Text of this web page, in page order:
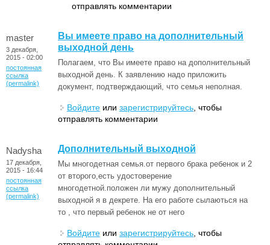
отправлять комментарии
master
3 декабря,
2015 - 02:00
постоянная
ссылка
(permalink)
Вы имеете право на дополнительный
выходной день
Полагаем, что Вы имеете право на дополнительный
выходной день. К заявлению надо приложить
документ, подтверждающий, что семья неполная.
Войдите или зарегистрируйтесь , чтобы
отправлять комментарии
Nadysha
17 декабря,
2015 - 16:44
постоянная
ссылка
(permalink)
Дополнительный выходной
Мы многодетная семья.от первого брака ребенок и 2
от второго,есть удостоверение
многодетной.положен ли мужу дополнительный
выходной я в декрете. На его работе сылаються на
то , что первый ребенок не от него
Войдите или зарегистрируйтесь , чтобы